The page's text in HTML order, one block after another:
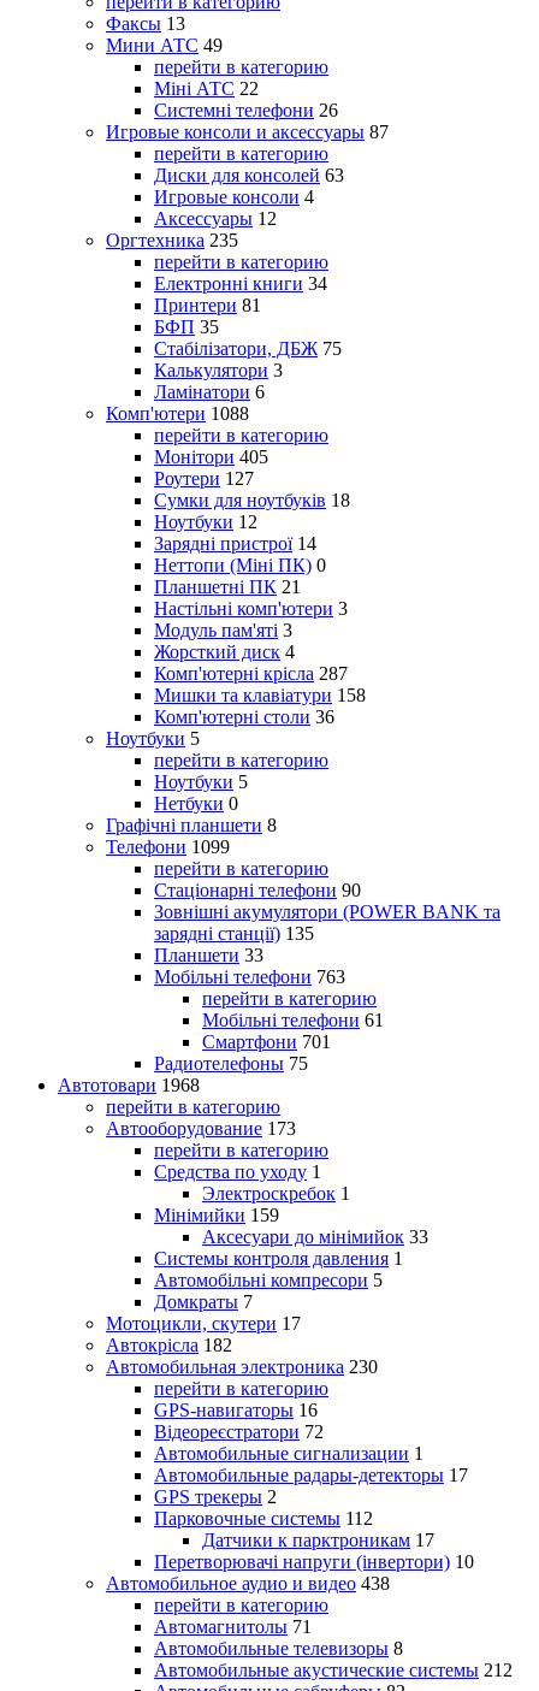
Факсы 13
Мини АТС 49
перейти в категорию
Міні АТС 22
Системні телефони 26
Игровые консоли и аксессуары 87
перейти в категорию
Диски для консолей 63
Игровые консоли 4
Аксессуары 12
Оргтехника 235
перейти в категорию
Електронні книги 34
Принтери 81
БФП 35
Стабілізатори, ДБЖ 75
Калькулятори 3
Ламінатори 6
Комп'ютери 1088
перейти в категорию
Монітори 405
Роутери 127
Сумки для ноутбуків 18
Ноутбуки 12
Зарядні пристрої 14
Неттопи (Міні ПК) 0
Планшетні ПК 21
Настільні комп'ютери 3
Модуль пам'яті 3
Жорсткий диск 4
Комп'ютерні крісла 287
Мишки та клавіатури 158
Комп'ютерні столи 36
Ноутбуки 5
перейти в категорию
Ноутбуки 5
Нетбуки 0
Графічні планшети 8
Телефони 1099
перейти в категорию
Стаціонарні телефони 90
Зовнішні акумулятори (POWER BANK та
зарядні станції) 135
Планшети 33
Мобільні телефони 763
перейти в категорию
Мобільні телефони 61
Смартфони 701
Радиотелефоны 75
Автотовари 1968
перейти в категорию
Автооборудование 173
перейти в категорию
Средства по уходу 1
Электроскребок 1
Мінімийки 159
Аксесуари до мінімийок 33
Системы контроля давления 1
Автомобільні компресори 5
Домкраты 7
Мотоцикли, скутери 17
Автокрісла 182
Автомобильная электроника 230
перейти в категорию
GPS-навигаторы 16
Відеореєстратори 72
Автомобильные сигнализации 1
Автомобильные радары-детекторы 17
GPS трекеры 2
Парковочные системы 112
Датчики к парктроникам 17
Перетворювачі напруги (інвертори) 10
Автомобильное аудио и видео 438
перейти в категорию
Автомагнитолы 71
Автомобильные телевизоры 8
Автомобильные акустические системы 212